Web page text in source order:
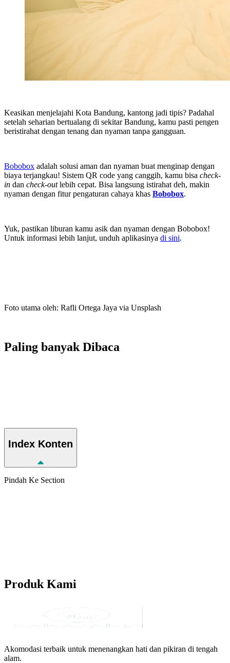
Keasikan menjelajahi Kota Bandung, kantong jadi tipis? Padahal
setelah seharian bertualang di sekitar Bandung, kamu pasti pengen
beristirahat dengan tenang dan nyaman tanpa gangguan.
Bobobox adalah solusi aman dan nyaman buat menginap dengan
biaya terjangkau! Sistem QR code yang canggih, kamu bisa check-
in dan check-outlebih cepat. Bisa langsung istirahat deh, makin
nyaman dengan fitur pengaturan cahaya khas Bobobox.
Yuk, pastikan liburan kamu asik dan nyaman dengan Bobobox!
Untuk informasi lebih lanjut, unduh aplikasinya di sini.
Foto utama oleh: Rafli Ortega Jaya via Unsplash
Paling banyak Dibaca
Index Konten
Pindah Ke Section
Produk Kami
Akomodasi terbaik untuk menenangkan hati dan pikiran di tengah
alam.